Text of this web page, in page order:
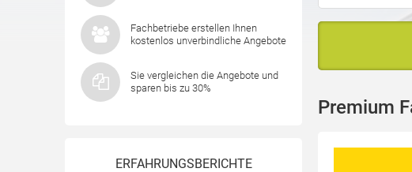
Fachbetriebe erstellen Ihnen
kostenlos unverbindliche Angebote
Sie vergleichen die Angebote und
sparen bis zu 30%
ERFAHRUNGSBERICHTE
Premium